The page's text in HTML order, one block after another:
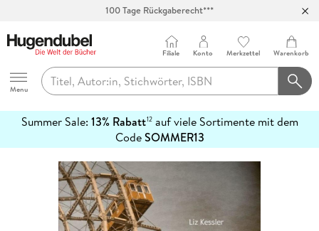
100 Tage Rückgaberecht***
Hugendubel
Menu
Filiale Konto Merkzettel Warenkorb
Summer Sale: 13% Rabatt12auf viele Sortimente mit dem
CodeSOMMER13
erfahren